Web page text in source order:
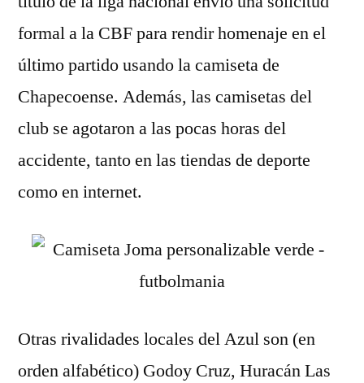
formal a la CBF para rendir homenaje en el
último partido usando la camiseta de
Chapecoense. Además, las camisetas del
club se agotaron a las pocas horas del
accidente, tanto en las tiendas de deporte
como en internet.
Otras rivalidades locales del Azul son (en
orden alfabético) Godoy Cruz, Huracán Las